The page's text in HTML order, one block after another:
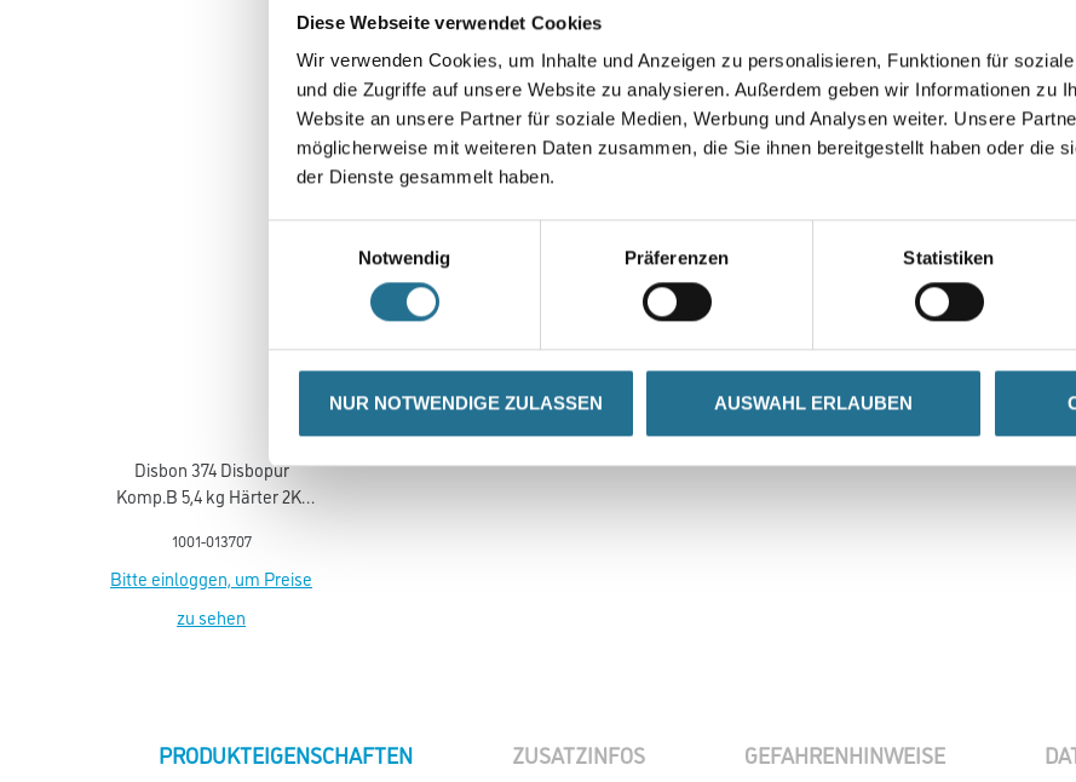
Diese Webseite verwendet Cookies
Wir verwenden Cookies, um Inhalte und Anzeigen zu personalisieren, Funktionen für
und die Zugriffe auf unsere Website zu analysieren. Außerdem geben wir Informationen zu
Website an unsere Partner für soziale Medien, Werbung und Analysen weiter. Unsere
möglicherweise mit weiteren Daten zusammen, die Sie ihnen bereitgestellt haben oder die
der Dienste gesammelt haben.
Notwendig
Präferenzen Statistiken
NUR NOTWENDIGE ZULASSEN AUSWAHL ERLAUBEN
VIELLEICHT GEFÄLLT IHNEN AUCH...
Disbon 374 Disbopur
Komp.B 5,4 kg Härter 2K-
1001-013707
Bitte einloggen, um Preise
zu sehen
CURRENT
PRODUKTEIGENSCHAFTEN ZUSATZINFOS GEFAHRENHINWEISE